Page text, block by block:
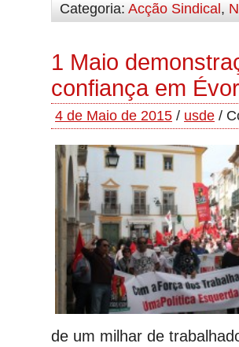
Categoria: Acção Sindical ,
1 Maio
confiança em
4 de Maio de 2015 / usde /
de um milhar de